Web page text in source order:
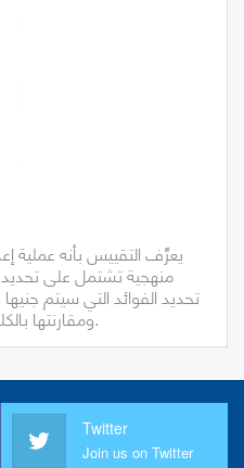
يعرَّف التقييس بأنه عملية
منهجية تشتمل على تحديد
تحديد الفوائد التي سيتم
ومقارنتها بالكلفة الاقتصادية المترتبة على ذلك.
Twitter
Join us on Twitter